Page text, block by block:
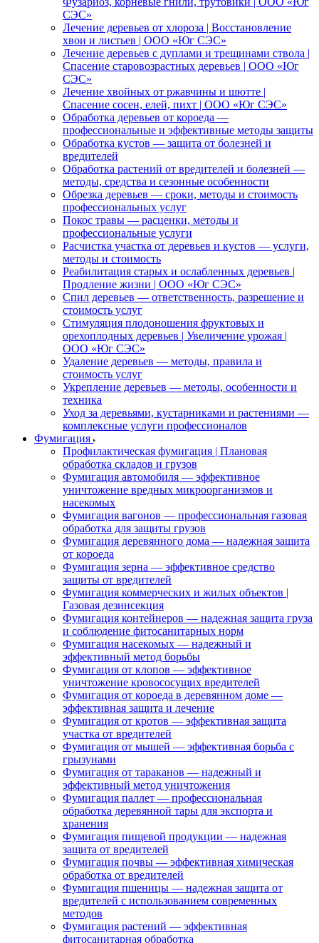
СЭС»
Лечение деревьев от хлороза | Восстановление
хвои и листьев | ООО «Юг СЭС»
Лечение деревьев с дуплами и трещинами ствола |
Спасение старовозрастных деревьев | ООО «Юг
СЭС»
Лечение хвойных от ржавчины и шютте |
Спасение сосен, елей, пихт | ООО «Юг СЭС»
Обработка деревьев от короеда —
профессиональные и эффективные методы защиты
Обработка кустов — защита от болезней и
вредителей
Обработка растений от вредителей и болезней —
методы, средства и сезонные особенности
Обрезка деревьев — сроки, методы и стоимость
профессиональных услуг
Покос травы — расценки, методы и
профессиональные услуги
Расчистка участка от деревьев и кустов — услуги,
методы и стоимость
Реабилитация старых и ослабленных деревьев |
Продление жизни | ООО «Юг СЭС»
Спил деревьев — ответственность, разрешение и
стоимость услуг
Стимуляция плодоношения фруктовых и
орехоплодных деревьев | Увеличение урожая |
ООО «Юг СЭС»
Удаление деревьев — методы, правила и
стоимость услуг
Укрепление деревьев — методы, особенности и
техника
Уход за деревьями, кустарниками и растениями —
комплексные услуги профессионалов
Фумигация
Профилактическая фумигация | Плановая
обработка складов и грузов
Фумигация автомобиля — эффективное
уничтожение вредных микроорганизмов и
насекомых
Фумигация вагонов — профессиональная газовая
обработка для защиты грузов
Фумигация деревянного дома — надежная защита
от короеда
Фумигация зерна — эффективное средство
защиты от вредителей
Фумигация коммерческих и жилых объектов |
Газовая дезинсекция
Фумигация контейнеров — надежная защита груза
и соблюдение фитосанитарных норм
Фумигация насекомых — надежный и
эффективный метод борьбы
Фумигация от клопов — эффективное
уничтожение кровососущих вредителей
Фумигация от короеда в деревянном доме —
эффективная защита и лечение
Фумигация от кротов — эффективная защита
участка от вредителей
Фумигация от мышей — эффективная борьба с
грызунами
Фумигация от тараканов — надежный и
эффективный метод уничтожения
Фумигация паллет — профессиональная
обработка деревянной тары для экспорта и
хранения
Фумигация пищевой продукции — надежная
защита от вредителей
Фумигация почвы — эффективная химическая
обработка от вредителей
Фумигация пшеницы — надежная защита от
вредителей с использованием современных
методов
Фумигация растений — эффективная
фитосанитарная обработка